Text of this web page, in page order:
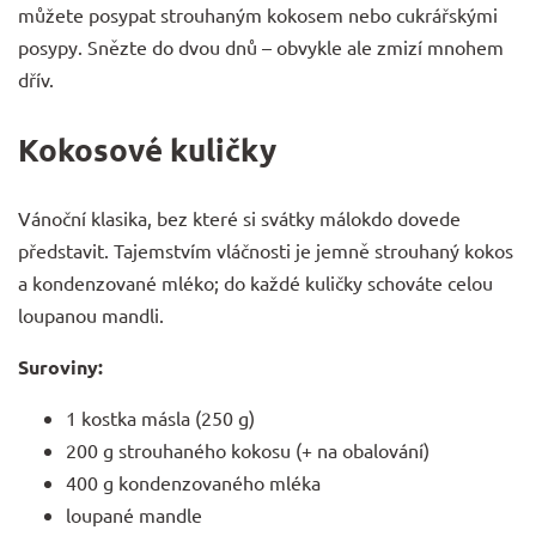
můžete posypat strouhaným kokosem nebo cukrářskými
posypy. Snězte do dvou dnů – obvykle ale zmizí mnohem
dřív.
Kokosové kuličky
Vánoční klasika, bez které si svátky málokdo dovede
představit. Tajemstvím vláčnosti je jemně strouhaný kokos
a kondenzované mléko; do každé kuličky schováte celou
loupanou mandli.
Suroviny:
1 kostka másla (250 g)
200 g strouhaného kokosu (+ na obalování)
400 g kondenzovaného mléka
loupané mandle